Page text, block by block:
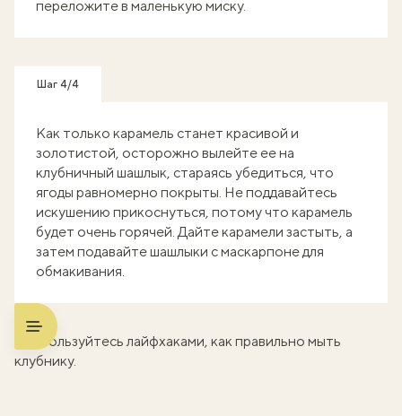
переложите в маленькую миску.
Шаг 4/4
Как только карамель станет красивой и
золотистой, осторожно вылейте ее на
клубничный шашлык, стараясь убедиться, что
ягоды равномерно покрыты. Не поддавайтесь
искушению прикоснуться, потому что карамель
будет очень горячей. Дайте карамели застыть, а
затем подавайте шашлыки с маскарпоне для
обмакивания.
Воспользуйтесь лайфхаками, как правильно мыть
клубнику.